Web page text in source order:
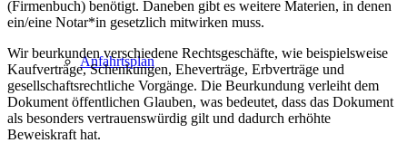
Anfahrtsplan
(Firmenbuch) benötigt. Daneben gibt es weitere Materien, in denen
ein/eine Notar*in gesetzlich mitwirken muss.
Wir beurkunden verschiedene Rechtsgeschäfte, wie beispielsweise
Kaufverträge, Schenkungen, Eheverträge, Erbverträge und
gesellschaftsrechtliche Vorgänge. Die Beurkundung verleiht dem
Dokument öffentlichen Glauben, was bedeutet, dass das Dokument
als besonders vertrauenswürdig gilt und dadurch erhöhte
Beweiskraft hat.